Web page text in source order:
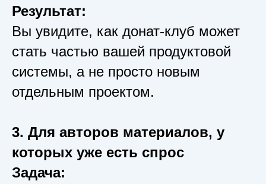
Результат:
Вы увидите, как донат-клуб может
стать частью вашей продуктовой
системы, а не просто новым
отдельным проектом.
3. Для авторов материалов, у
которых уже есть спрос
Задача: